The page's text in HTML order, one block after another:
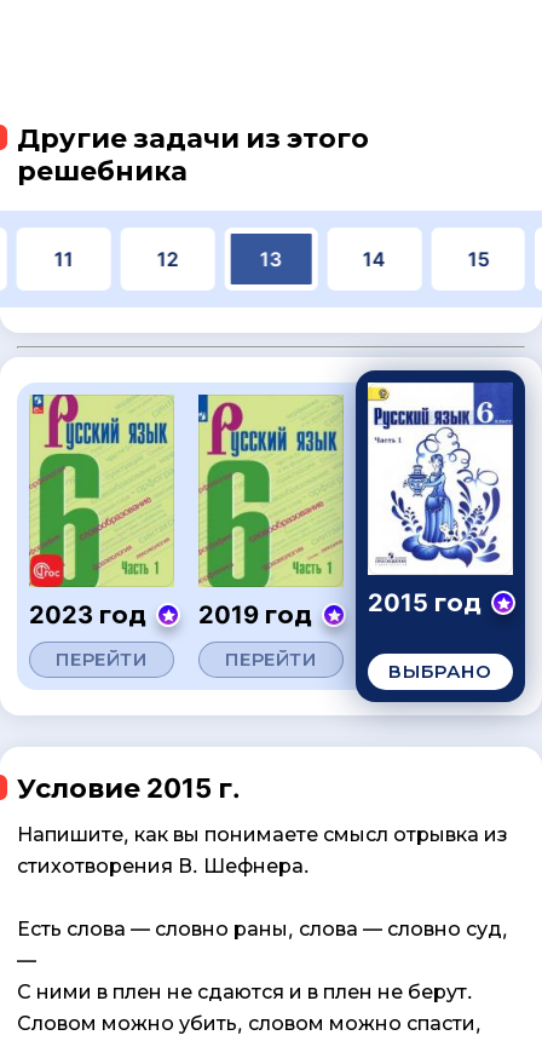
Другие задачи из этого
решебника
11 12 13 14 15
2023 год
ПЕРЕЙТИ
2019 год
ПЕРЕЙТИ
2015 год
ВЫБРАНО
Условие 2015 г.
Напишите, как вы понимаете смысл отрывка из
стихотворения В. Шефнера.
Есть слова — словно раны, слова — словно суд,
—
С ними в плен не сдаются и в плен не берут.
Словом можно убить, словом можно спасти,